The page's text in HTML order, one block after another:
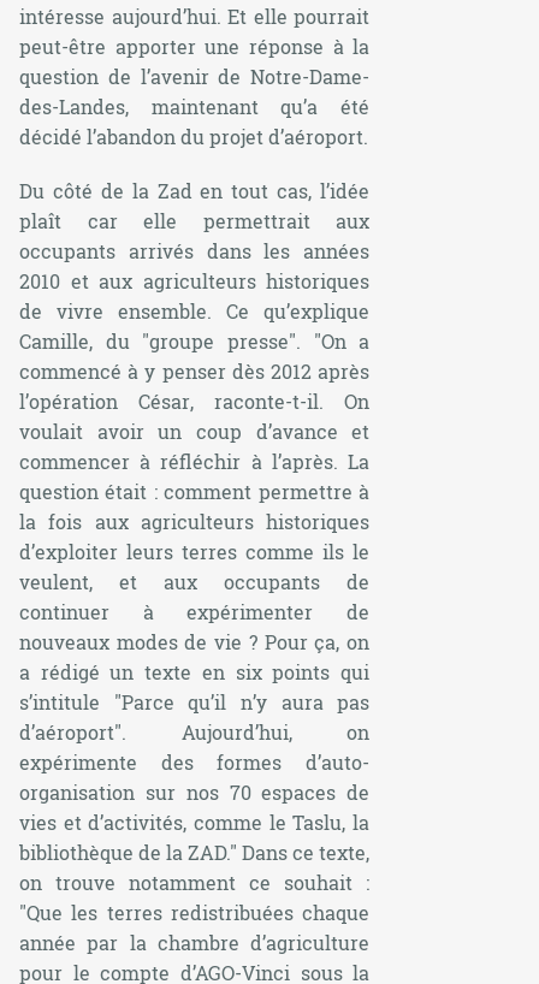
intéresse aujourd’hui. Et elle pourrait
peut-être apporter une réponse à la
question de l’avenir de Notre-Dame-
des-Landes, maintenant qu’a été
décidé l’abandon du projet d’aéroport.
Du côté de la Zad en tout cas, l’idée
plaît car elle permettrait aux
occupants arrivés dans les années
2010 et aux agriculteurs historiques
de vivre ensemble. Ce qu’explique
Camille, du "groupe presse". "On a
commencé à y penser dès 2012 après
l’opération César, raconte-t-il.On
voulait avoir un coup d’avance et
commencer à réfléchir à l’après. La
question était : comment permettre à
la fois aux agriculteurs historiques
d’exploiter leurs terres comme ils le
veulent, et aux occupants de
continuer à expérimenter de
nouveaux modes de vie ? Pour ça, on
a rédigé un texte en six points qui
s’intitule "Parce qu’il n’y aura pas
d’aéroport". Aujourd’hui, on
expérimente des formes d’auto-
organisation sur nos 70 espaces de
vies et d’activités, comme le Taslu, la
bibliothèque de la ZAD." Dans ce texte,
on trouve notamment ce souhait :
"Que les terres redistribuées chaque
année par la chambre d’agriculture
pour le compte d’AGO-Vinci sous la